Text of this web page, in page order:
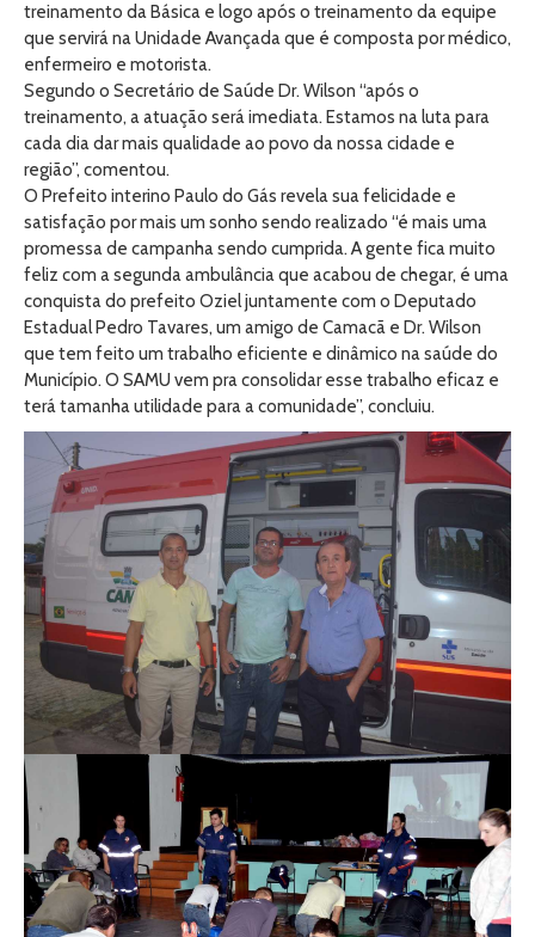
treinamento da Básica e logo após o treinamento da equipe
que servirá na Unidade Avançada que é composta por médico,
enfermeiro e motorista.
Segundo o Secretário de Saúde Dr. Wilson “após o
treinamento, a atuação será imediata. Estamos na luta para
cada dia dar mais qualidade ao povo da nossa cidade e
região”, comentou.
O Prefeito interino Paulo do Gás revela sua felicidade e
satisfação por mais um sonho sendo realizado “é mais uma
promessa de campanha sendo cumprida. A gente fica muito
feliz com a segunda ambulância que acabou de chegar, é uma
conquista do prefeito Oziel juntamente com o Deputado
Estadual Pedro Tavares, um amigo de Camacã e Dr. Wilson
que tem feito um trabalho eficiente e dinâmico na saúde do
Município. O SAMU vem pra consolidar esse trabalho eficaz e
terá tamanha utilidade para a comunidade”, concluiu.